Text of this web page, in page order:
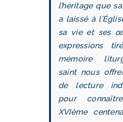
l’héritage que
a laissé à
sa vie et ses
expressions
mémoire
saint nous
de lecture
pour
XVIème